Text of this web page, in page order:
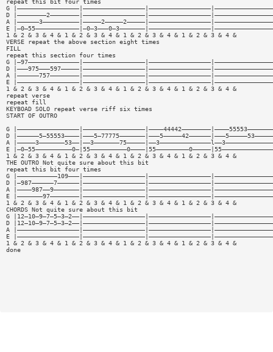
repeat this bit four times
G
D
A
E
1 & 2 & 3 & 4 & 1 & 2 & 3 & 4 & 1 & 2 & 3 & 4 & 1 & 2 & 3 & 4 &
VERSE repeat the above section eight times
FILL
repeat this section four times
G
D
A
E
1 & 2 & 3 & 4 & 1 & 2 & 3 & 4 & 1 & 2 & 3 & 4 & 1 & 2 & 3 & 4 &
repeat verse
repeat fill
KEYBOAD SOLO repeat verse riff six times
START OF OUTRO
G
D
A
E
1 & 2 & 3 & 4 & 1 & 2 & 3 & 4 & 1 & 2 & 3 & 4 & 1 & 2 & 3 & 4 &
THE OUTRO Not quite sure about this bit
repeat this bit four times
G
D
A
E
1 & 2 & 3 & 4 & 1 & 2 & 3 & 4 & 1 & 2 & 3 & 4 & 1 & 2 & 3 & 4 &
CHORDS Not quite sure about this bit
G
D
A
E
1 & 2 & 3 & 4 & 1 & 2 & 3 & 4 & 1 & 2 & 3 & 4 & 1 & 2 & 3 & 4 &
done